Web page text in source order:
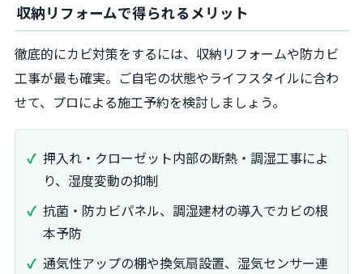
収納リフォームで得られるメリット
徹底的にカビ対策をするには、収納リフォームや防カビ
工事が最も確実。ご自宅の状態やライフスタイルに合わ
せて、プロによる施工予約を検討しましょう。
押入れ・クローゼット内部の断熱・調湿工事によ
り、湿度変動の抑制
抗菌・防カビパネル、調湿建材の導入でカビの根
本予防
通気性アップの棚や換気扇設置、湿気センサー連